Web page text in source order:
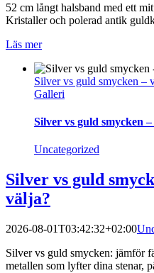
52 cm långt halsband med ett
Kristaller och polerad antik
Läs mer
Silver vs guld smycken –
Galleri
Silver vs guld smycken
Uncategorized
Silver vs guld
välja?
2026-08-01T03:42:32+02:00
Silver vs guld smycken: jämför
metallen som lyfter dina stenar,